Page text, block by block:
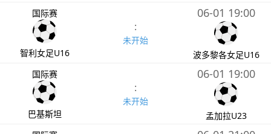
国际赛
智利女足U16
:
未开始
06-01 19:00
波多黎各女足U16
国际赛
巴基斯坦
:
未开始
06-01 19:00
孟加拉U23